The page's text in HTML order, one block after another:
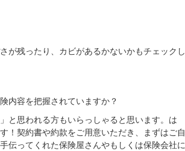
が残ったり、カビがあるかないかもチェックし
内容を把握されていますか？
と思われる方もいらっしゃると思います。は
！契約書や約款をご用意いただき、まずはご自
伝ってくれた保険屋さんやもしくは保険会社に